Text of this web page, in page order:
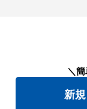
＼
新